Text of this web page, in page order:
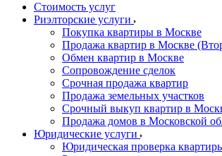
Стоимость услуг
Риэлторские услуги
Покупка квартиры в Москве
Продажа квартир в Москве
Обмен квартир в Москве
Сопровождение сделок
Срочная продажа квартир
Продажа земельных участков
Срочный выкуп квартир в
Продажа домов в Московской
Юридические услуги
Юридическая проверка